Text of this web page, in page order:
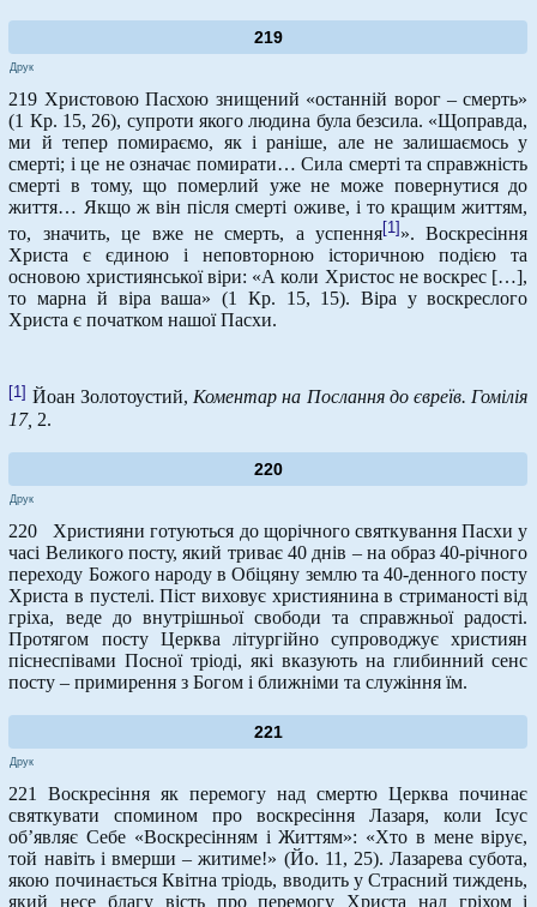
219
Друк
219 Христовою Пасхою знищений «останній ворог – смерть»
(1 Кр. 15, 26), супроти якого людина була безсила. «Щоправда,
ми й тепер помираємо, як і раніше, але не залишаємось у
смерті; і це не означає помирати… Сила смерті та справжність
смерті в тому, що померлий уже не може повернутися до
життя… Якщо ж він після смерті оживе, і то кращим життям,
то, значить, це вже не смерть, а успення[1] ». Воскресіння
Христа є єдиною і неповторною історичною подією та
основою християнської віри: «А коли Христос не воскрес […],
то марна й віра ваша» (1 Кр. 15, 15). Віра у воскреслого
Христа є початком нашої Пасхи.
[1] Йоан Золотоустий,Коментар на Послання до євреїв. Гомілія
17, 2.
220
Друк
220 Християни готуються до щорічного святкування Пасхи у
часі Великого посту, який триває 40 днів – на образ 40-річного
переходу Божого народу в Обіцяну землю та 40-денного посту
Христа в пустелі. Піст виховує християнина в стриманості від
гріха, веде до внутрішньої свободи та справжньої радості.
Протягом посту Церква літургійно супроводжує християн
піснеспівами Посної тріоді, які вказують на глибинний сенс
посту – примирення з Богом і ближніми та служіння їм.
221
Друк
221 Воскресіння як перемогу над смертю Церква починає
святкувати спомином про воскресіння Лазаря, коли Ісус
об’являє Себе «Воскресінням і Життям»: «Хто в мене вірує,
той навіть і вмерши – житиме!» (Йо. 11, 25). Лазарева субота,
якою починається Квітна тріодь, вводить у Страсний тиждень,
який несе благу вість про перемогу Христа над гріхом і